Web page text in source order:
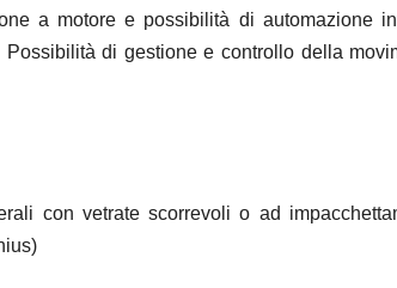
a motore e possibilità di automazione
Possibilità di gestione e controllo della
con vetrate scorrevoli o ad